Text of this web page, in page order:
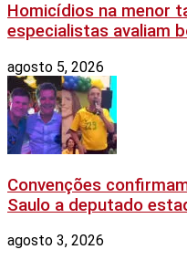
Homicídios na menor
especialistas avaliam
agosto 5, 2026
Convenções
Saulo a deputado
agosto 3, 2026